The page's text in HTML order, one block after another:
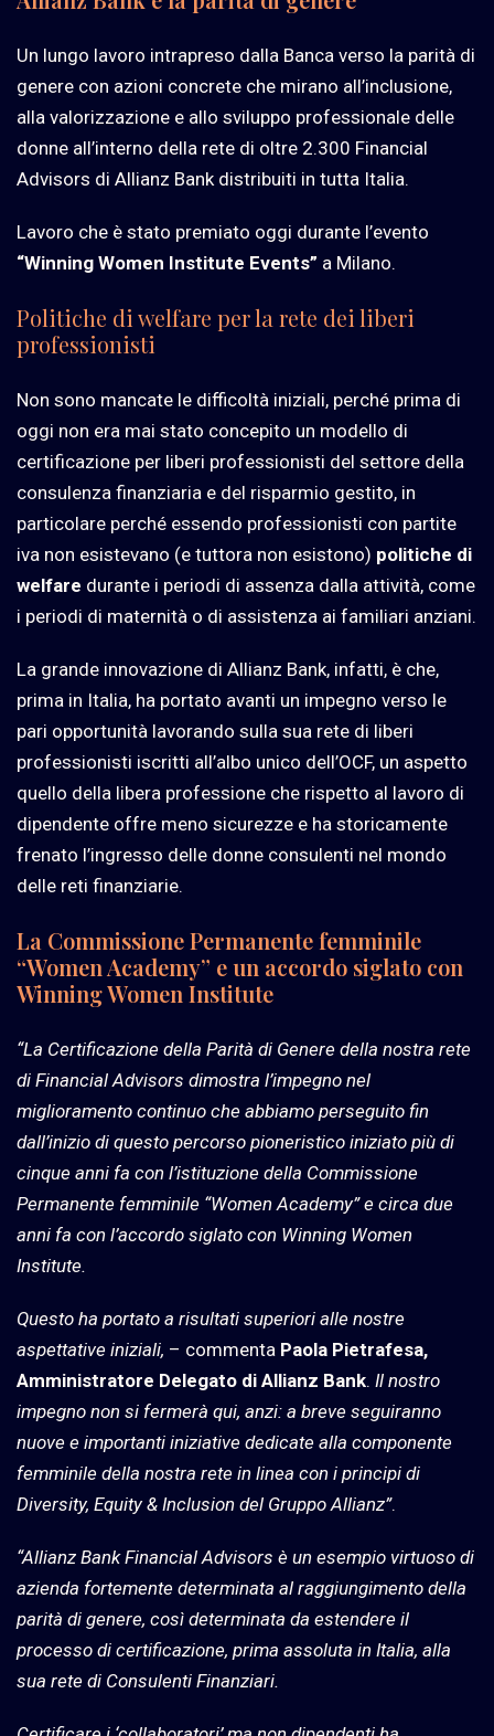
Un lungo lavoro intrapreso dalla Banca verso la parità di
genere con azioni concrete che mirano all’inclusione,
alla valorizzazione e allo sviluppo professionale delle
donne all’interno della rete di oltre 2.300 Financial
Advisors di Allianz Bank distribuiti in tutta Italia.
Lavoro che è stato premiato oggi durante l’evento
“Winning Women Institute Events” a Milano.
Politiche di welfare per la rete dei liberi
professionisti
Non sono mancate le difficoltà iniziali, perché prima di
oggi non era mai stato concepito un modello di
certificazione per liberi professionisti del settore della
consulenza finanziaria e del risparmio gestito, in
particolare perché essendo professionisti con partite
iva non esistevano (e tuttora non esistono) politiche di
welfare durante i periodi di assenza dalla attività, come
i periodi di maternità o di assistenza ai familiari anziani.
La grande innovazione di Allianz Bank, infatti, è che,
prima in Italia, ha portato avanti un impegno verso le
pari opportunità lavorando sulla sua rete di liberi
professionisti iscritti all’albo unico dell’OCF, un aspetto
quello della libera professione che rispetto al lavoro di
dipendente offre meno sicurezze e ha storicamente
frenato l’ingresso delle donne consulenti nel mondo
delle reti finanziarie.
La Commissione Permanente femminile
“Women Academy” e un accordo siglato con
Winning Women Institute
“La Certificazione della Parità di Genere della nostra rete
di Financial Advisors dimostra l’impegno nel
miglioramento continuo che abbiamo perseguito fin
dall’inizio di questo percorso pioneristico iniziato più di
cinque anni fa con l’istituzione della Commissione
Permanente femminile “Women Academy” e circa due
anni fa con l’accordo siglato con Winning Women
Institute.
Questo ha portato a risultati superiori alle nostre
aspettative iniziali, – commenta Paola Pietrafesa,
Amministratore Delegato di Allianz Bank. Il nostro
impegno non si fermerà qui, anzi: a breve seguiranno
nuove e importanti iniziative dedicate alla componente
femminile della nostra rete in linea con i principi di
Diversity, Equity & Inclusion del Gruppo Allianz”.
“Allianz Bank Financial Advisors è un esempio virtuoso di
azienda fortemente determinata al raggiungimento della
parità di genere, così determinata da estendere il
processo di certificazione, prima assoluta in Italia, alla
sua rete di Consulenti Finanziari.